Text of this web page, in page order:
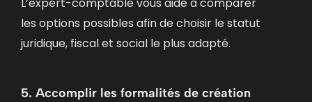
L’expert-comptable vous aide à comparer
les options possibles afin de choisir le statut
juridique, fiscal et social le plus adapté.
5. Accomplir les formalités de création